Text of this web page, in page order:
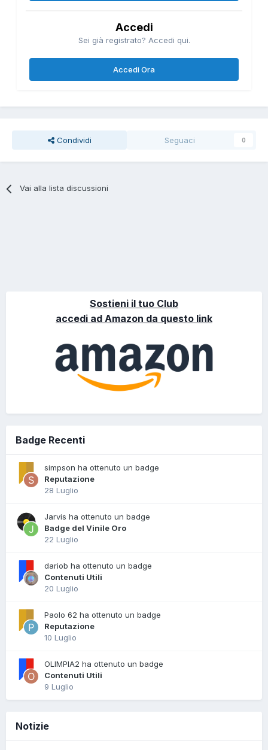
Accedi
Sei già registrato? Accedi qui.
Accedi Ora
Condividi Seguaci 0
Vai alla lista discussioni
Sostieni il tuo Club
accedi ad Amazon da questo link
Badge Recenti
simpson ha ottenuto un badge
Reputazione
28 Luglio
Jarvis ha ottenuto un badge
Badge del Vinile Oro
22 Luglio
dariob ha ottenuto un badge
Contenuti Utili
20 Luglio
Paolo 62 ha ottenuto un badge
Reputazione
10 Luglio
OLIMPIA2 ha ottenuto un badge
Contenuti Utili
9 Luglio
Notizie